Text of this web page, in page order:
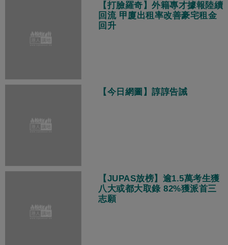
【打臉羅奇】外籍專才據報陸續
回流 甲廈出租率改善豪宅租金
回升
【今日網圖】諄諄告誡
【JUPAS放榜】逾1.5萬考生獲
八大或都大取錄 82%獲派首三
志願